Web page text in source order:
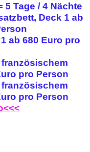
5 Tage / 4 Nächte
Deck 1 ab
ab 680 Euro pro
pro Person
pro Person